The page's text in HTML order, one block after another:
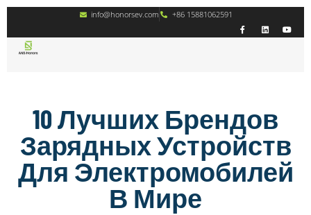
info@honorsev.com +86 15881062591
10 Лучших Брендов
Зарядных Устройств
Для Электромобилей
В Мире